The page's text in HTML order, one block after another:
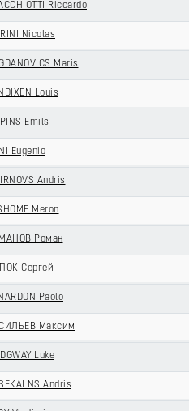
Riccardo
Nicolas
Maris
Louis
Emils
Eugenio
Andris
Meron
Роман
Сергей
Paolo
Максим
Luke
Andris